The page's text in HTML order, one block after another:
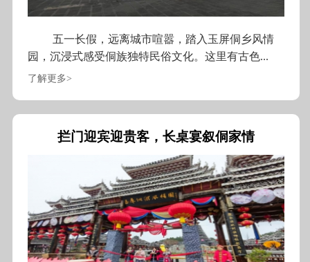
五一长假，远离城市喧嚣，踏入玉屏侗乡风情
园，沉浸式感受侗族独特民俗文化。这里有古色...
了解更多>
拦门迎宾迎贵客，长桌宴叙侗家情